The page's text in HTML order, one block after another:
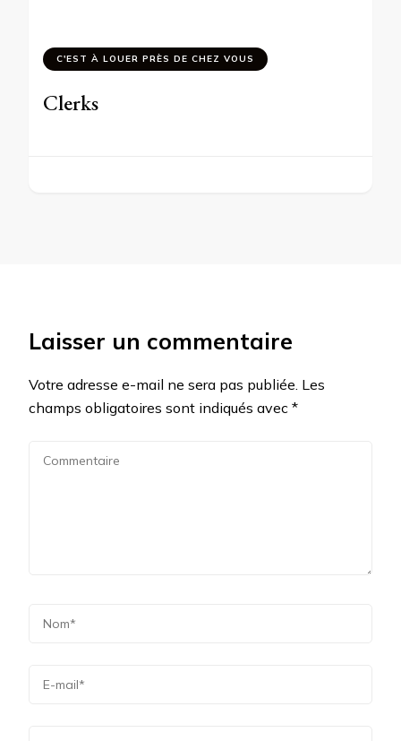
C'EST À LOUER PRÈS DE CHEZ VOUS
Clerks
Laisser un commentaire
Votre adresse e-mail ne sera pas publiée. Les
champs obligatoires sont indiqués avec *